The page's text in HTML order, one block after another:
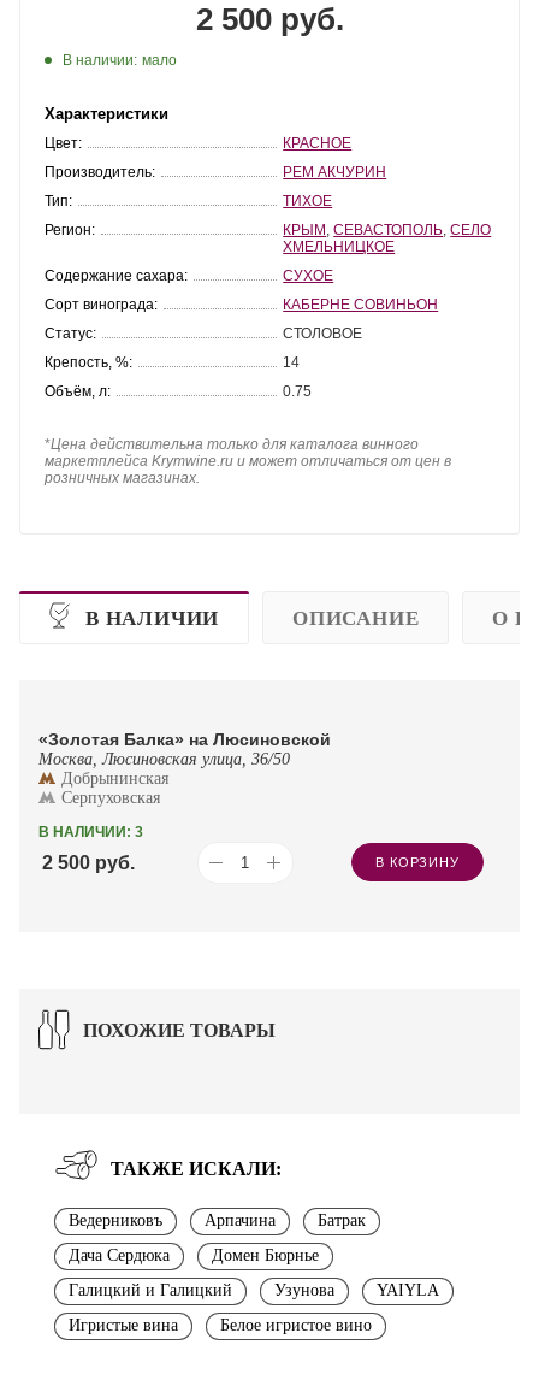
2 500 руб.
В наличии: мало
Характеристики
Цвет:
КРАСНОЕ
Производитель:
РЕМ АКЧУРИН
Тип:
ТИХОЕ
Регион:
КРЫМ ,СЕВАСТОПОЛЬ ,СЕЛО
ХМЕЛЬНИЦКОЕ
Содержание сахара:
СУХОЕ
Сорт винограда:
КАБЕРНЕ СОВИНЬОН
Статус:
СТОЛОВОЕ
Крепость, %:
14
Объём, л:
0.75
*Цена действительна только для каталога винного
маркетплейса Krymwine.ru и может отличаться от цен в
розничных магазинах.
В НАЛИЧИИ ОПИСАНИЕ О
«Золотая Балка» на Люсиновской
Москва, Люсиновская улица, 36/50
Добрынинская
Серпуховская
В НАЛИЧИИ: 3
2 500 руб. В КОРЗИНУ
ПОХОЖИЕ ТОВАРЫ
ТАКЖЕ ИСКАЛИ:
Ведерниковъ Арпачина
Батрак
Дача Сердюка
Домен Бюрнье
Галицкий и Галицкий
Узунова
YAIYLA
Игристые вина
Белое игристое вино